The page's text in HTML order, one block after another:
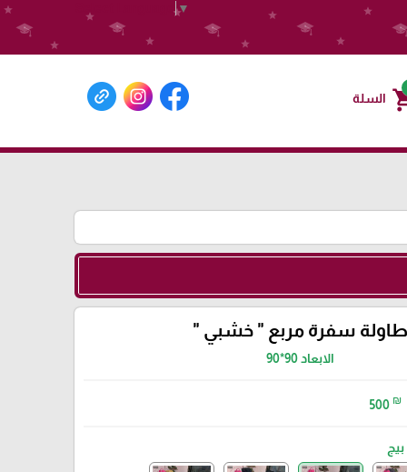
Select Language▼
السلة
طاولة سفرة مربع " خشبي "
الابعاد 90*90
500 ₪
بيج